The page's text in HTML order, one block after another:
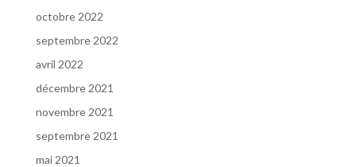
octobre 2022
septembre 2022
avril 2022
décembre 2021
novembre 2021
septembre 2021
mai 2021